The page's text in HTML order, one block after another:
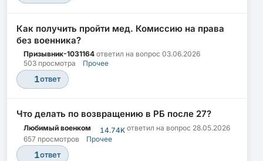
Как получить пройти мед. Комиссию на права
без военника?
Призывник-1031164 ответил на вопрос 03.06.2026
503 просмотра
Прочее
1ответ
Что делать по возвращению в РБ после 27?
Любимый военком 14.74Kответил на вопрос 28.05.2026
657 просмотров
Прочее
1ответ